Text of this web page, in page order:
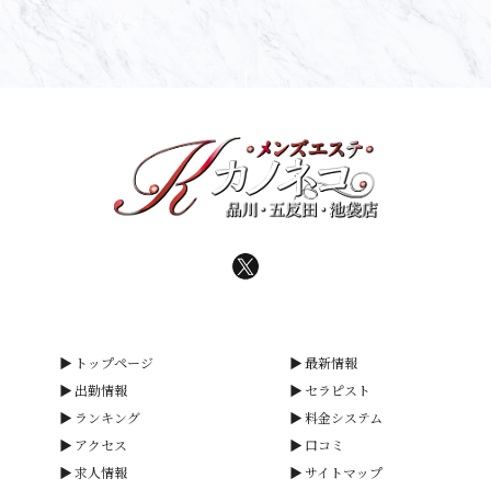
トップページ
最新情報
出勤情報
セラピスト
ランキング
料金システム
アクセス
口コミ
求人情報
サイトマップ